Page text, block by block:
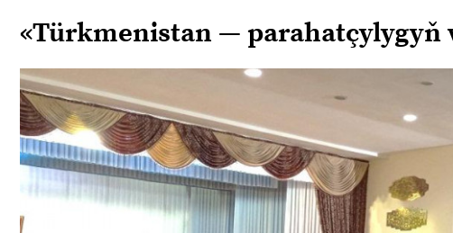
«Türkmenistan — parahatçylygyň